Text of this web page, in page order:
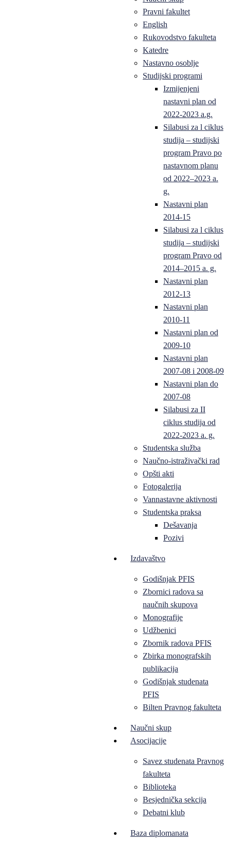
Pravni fakultet
English
Rukovodstvo fakulteta
Katedre
Nastavno osoblje
Studijski programi
Izmijenjeni
nastavni plan od
2022-2023 a.g.
Silabusi za l ciklus
studija – studijski
program Pravo po
nastavnom planu
od 2022–2023 a.
g.
Nastavni plan
2014-15
Silabusi za l ciklus
studija – studijski
program Pravo od
2014–2015 a. g.
Nastavni plan
2012-13
Nastavni plan
2010-11
Nastavni plan od
2009-10
Nastavni plan
2007-08 i 2008-09
Nastavni plan do
2007-08
Silabusi za II
ciklus studija od
2022-2023 a. g.
Studentska služba
Naučno-istraživački rad
Opšti akti
Fotogalerija
Vannastavne aktivnosti
Studentska praksa
Dešavanja
Pozivi
Izdavaštvo
Godišnjak PFIS
Zbornici radova sa
naučnih skupova
Monografije
Udžbenici
Zbornik radova PFIS
Zbirka monografskih
publikacija
Godišnjak studenata
PFIS
Bilten Pravnog fakulteta
Naučni skup
Asocijacije
Savez studenata Pravnog
fakulteta
Biblioteka
Besjednička sekcija
Debatni klub
Baza diplomanata